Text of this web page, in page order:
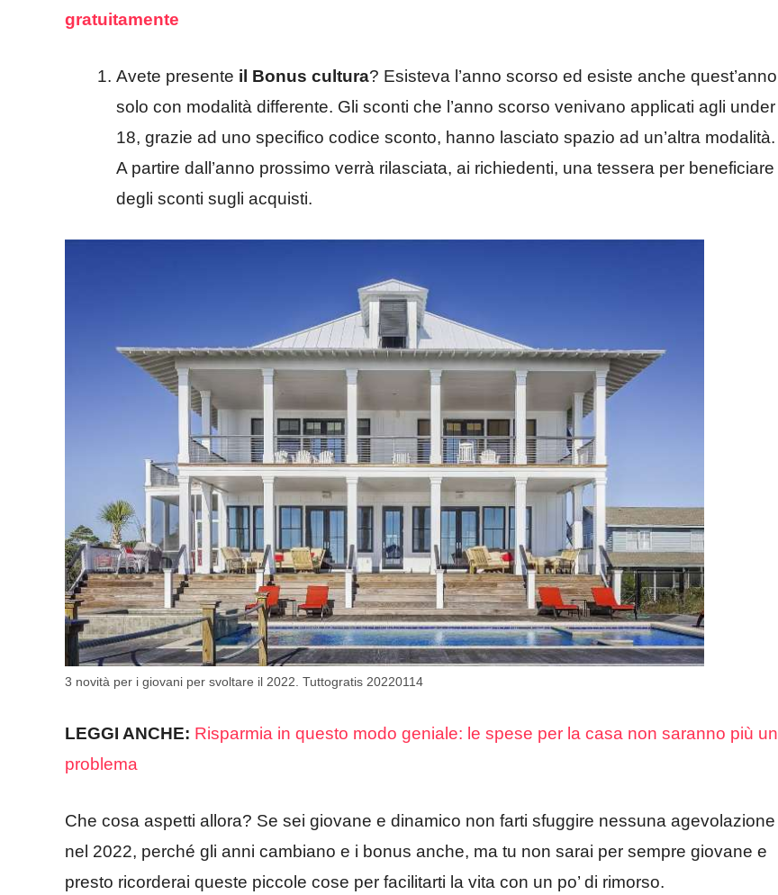
gratuitamente
Avete presente il Bonus cultura? Esisteva l’anno scorso ed esiste anche quest’anno
solo con modalità differente. Gli sconti che l’anno scorso venivano applicati agli under
18, grazie ad uno specifico codice sconto, hanno lasciato spazio ad un’altra modalità.
A partire dall’anno prossimo verrà rilasciata, ai richiedenti, una tessera per beneficiare
degli sconti sugli acquisti.
3 novità per i giovani per svoltare il 2022. Tuttogratis 20220114
LEGGI ANCHE: Risparmia in questo modo geniale: le spese per la casa non saranno più un
problema
Che cosa aspetti allora? Se sei giovane e dinamico non farti sfuggire nessuna agevolazione
nel 2022, perché gli anni cambiano e i bonus anche, ma tu non sarai per sempre giovane e
presto ricorderai queste piccole cose per facilitarti la vita con un po’ di rimorso.